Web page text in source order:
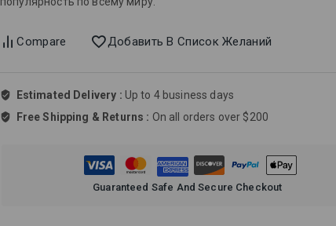
Compare Добавить В Список Желаний
Estimated Delivery : Up to 4 business days
Free Shipping & Returns : On all orders over $200
Guaranteed Safe And Secure Checkout